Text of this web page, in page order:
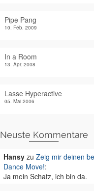
Pipe Pang
10. Feb. 2009
In a Room
13. Apr. 2008
Lasse Hyperactive
05. Mai 2006
Neuste Kommentare
Hansyzu Zeig mir deinen
Dance Move!:
Ja mein Schatz, ich bin da.